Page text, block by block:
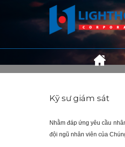
Kỹ sư giám sát
Nhằm đáp ứng yêu cầu
đội ngũ nhân viên của